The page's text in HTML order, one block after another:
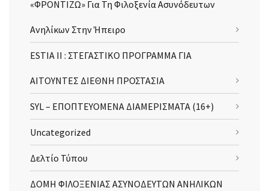
«ΦΡΟΝΤΙΖΩ» Για Τη Φιλοξενία Ασυνόδευτων
Ανηλίκων Στην Ήπειρο
ESTIA II : ΣΤΕΓΑΣΤΙΚΟ ΠΡΟΓΡΑΜΜΑ ΓΙΑ
ΑΙΤΟΥΝΤΕΣ ΔΙΕΘΝΗ ΠΡΟΣΤΑΣΙΑ
SYL – ΕΠΟΠΤΕΥΟΜΕΝΑ ΔΙΑΜΕΡΙΣΜΑΤΑ (16+)
Uncategorized
Δελτίο Τύπου
ΔΟΜΗ ΦΙΛΟΞΕΝΙΑΣ ΑΣΥΝΟΔΕΥΤΩΝ ΑΝΗΛΙΚΩΝ